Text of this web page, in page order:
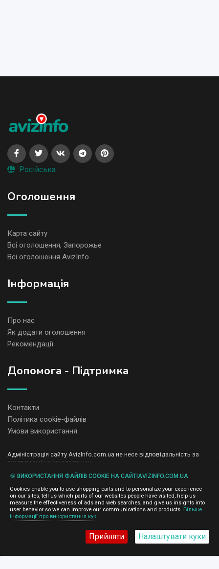
Російська
Оголошення
Карта сайту
Всі оголошення, Запорожье
Всі оголошення AvizInfo
Iнформація
Про нас
Як додати оголошення
Рекомендації
Допомога - Підтримка
Контакти
Політика cookie-файлів
Умови використання
Адміністрація сайту AvizInfo.com.ua не несе відповідальність за
зміст розміщених оголошень.
і не продаємо особисту інформацію зареєстрованих користувачів
AvizInfo.com.ua третім особам. Ми не відповідаємо за правила
конфіденційності сайтів на які посилається AvizInfo.com.ua. На
деяких сторінках нашого сайту представлена реклама Google
Adsense Advertising Network. Щоб дізнатися детальніше про
правила конфіденційності Google
🍪 ВИКОРИСТАННЯ ФАЙЛІВ COOKIE НА САЙТІAVIZINFO.COM.UA
Cookies enable you to use shopping carts and to personalize your experience
on our sites, tell us which parts of our websites people have visited, help us
measure the effectiveness of ads and web searches, and give us insights into
user behavior so we can improve our communications and products. Більше
інформації про використання кук
Прийняти Налаштувати куки